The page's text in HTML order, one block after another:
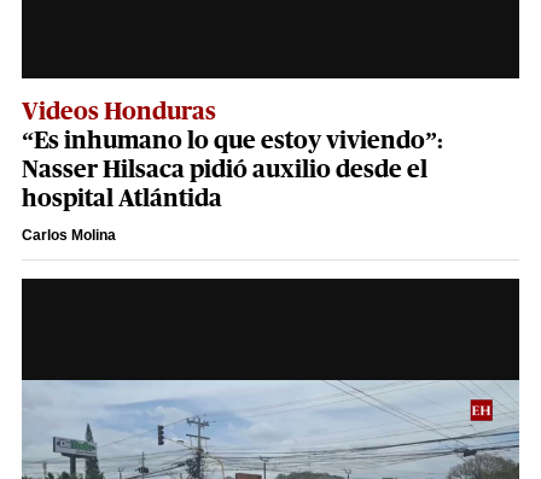
Videos Honduras
“Es inhumano lo que estoy viviendo”:
Nasser Hilsaca pidió auxilio desde el
hospital Atlántida
Carlos Molina